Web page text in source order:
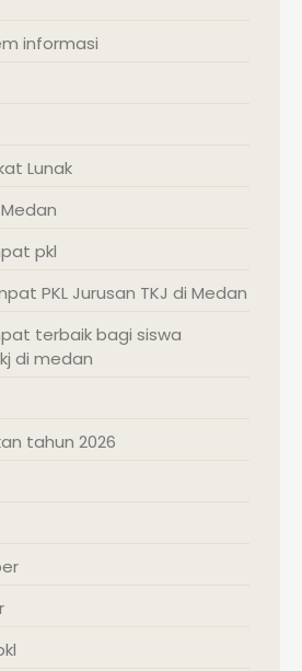
informasi
Lunak
pkl
PKL Jurusan TKJ di Medan
terbaik bagi siswa
di medan
tahun 2026